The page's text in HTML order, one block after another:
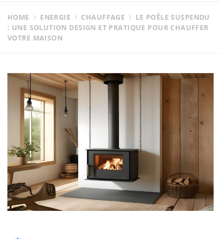
HOME ENERGIE CHAUFFAGE
LE POÊLE SUSPENDU
: UNE SOLUTION DESIGN ET PRATIQUE POUR CHAUFFER
VOTRE MAISON